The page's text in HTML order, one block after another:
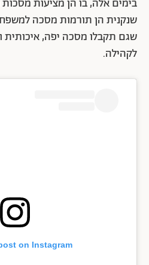
בימים אלה, בו הן מציעות
שנקנית הן תורמות מסכה
שגם תקבלו מסכה יפה, איכותית
לקהילה.
on Instagram